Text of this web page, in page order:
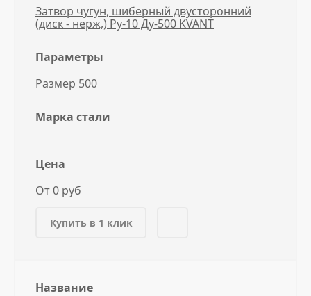
Затвор чугун, шиберный двусторонний
(диск - нерж,) Ру-10 Ду-500 KVANT
Параметры
Размер 500
Марка стали
Цена
От 0 руб
Купить в 1 клик
Название